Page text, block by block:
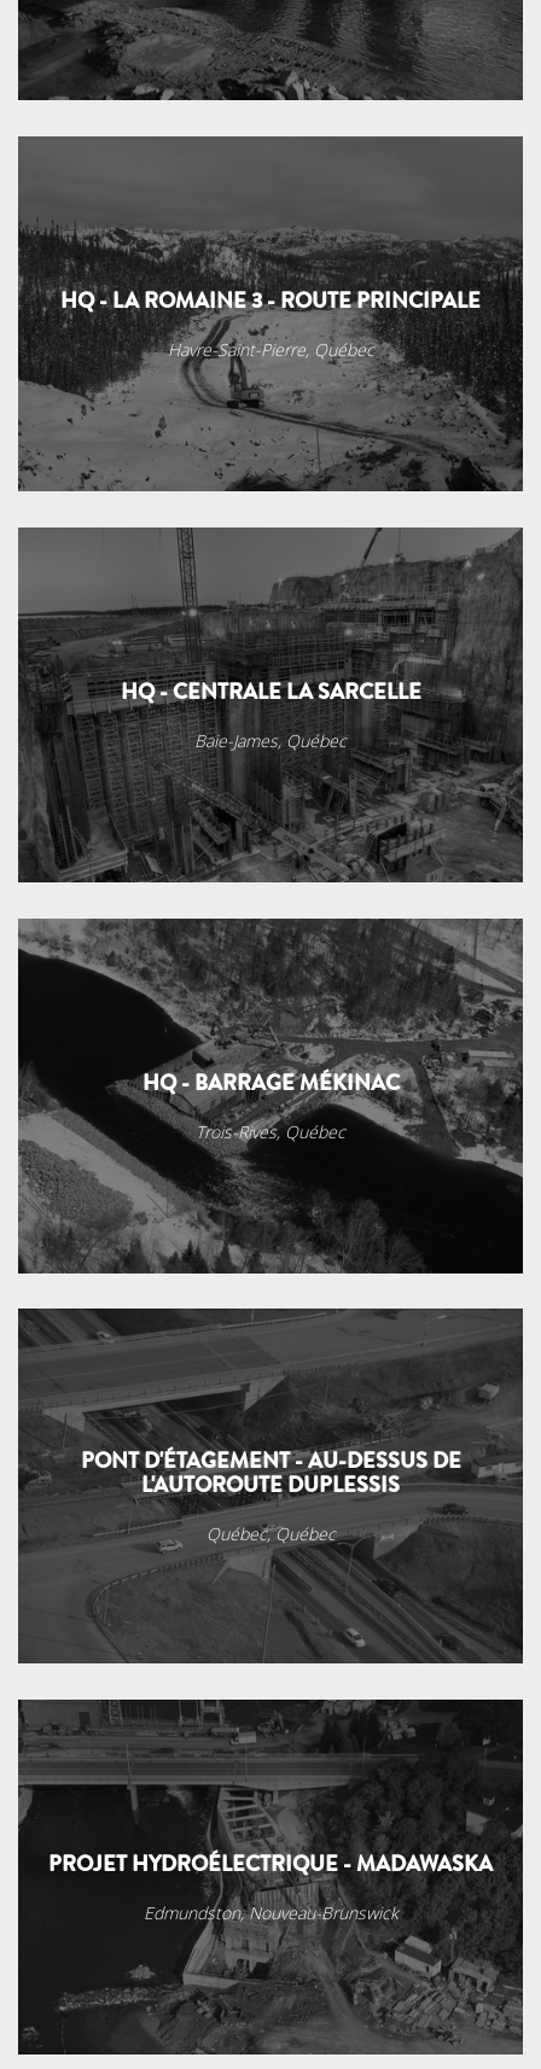
HQ - LA ROMAINE 3 - ROUTE PRINCIPALE
Havre-Saint-Pierre, Québec
HQ - CENTRALE LA SARCELLE
Baie-James, Québec
HQ - BARRAGE MÉKINAC
Trois-Rives, Québec
PONT D'ÉTAGEMENT - AU-DESSUS DE
L'AUTOROUTE DUPLESSIS
Québec, Québec
PROJET HYDROÉLECTRIQUE - MADAWASKA
Edmundston, Nouveau-Brunswick